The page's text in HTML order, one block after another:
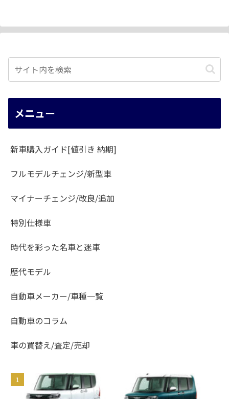
メニュー
新車購入ガイド[値引き 納期]
フルモデルチェンジ/新型車
マイナーチェンジ/改良/追加
特別仕様車
時代を彩った名車と迷車
歴代モデル
自動車メーカー/車種一覧
自動車のコラム
車の買替え/査定/売却